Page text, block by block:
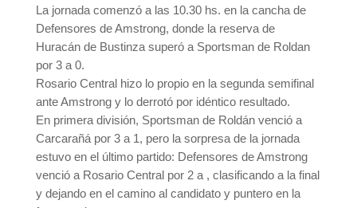
La jornada comenzó a las 10.30 hs. en la cancha de
Defensores de Amstrong, donde la reserva de
Huracán de Bustinza superó a Sportsman de Roldan
por 3 a 0.
Rosario Central hizo lo propio en la segunda semifinal
ante Amstrong y lo derrotó por idéntico resultado.
En primera división, Sportsman de Roldán venció a
Carcarañá por 3 a 1, pero la sorpresa de la jornada
estuvo en el último partido: Defensores de Amstrong
venció a Rosario Central por 2 a , clasificando a la final
y dejando en el camino al candidato y puntero en la